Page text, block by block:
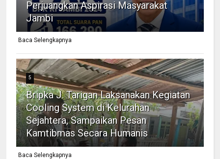
Perjuangkan Aspirasi Masyarakat
Jambi
Baca Selengkapnya
5
Bripka J. Tarigan Laksanakan Kegiatan
Cooling System di Kelurahan
Sejahtera, Sampaikan Pesan
Kamtibmas Secara Humanis
Baca Selengkapnya